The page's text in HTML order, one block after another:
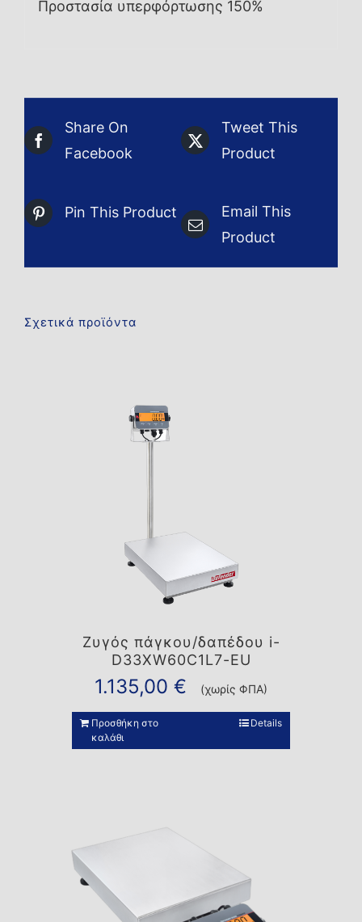
Προστασία υπερφόρτωσης 150%
Share On
Facebook
Tweet This
Product
Pin This Product
Email This
Product
Σχετικά προϊόντα
Ζυγός πάγκου/δαπέδου i-
D33XW60C1L7-EU
1.135,00 € (χωρίς ΦΠΑ)
Προσθήκη στο
καλάθι
Details